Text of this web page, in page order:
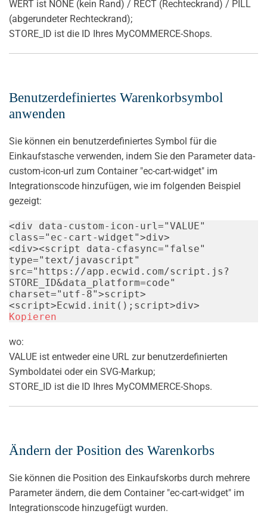
WERT ist NONE (kein Rand) / RECT (Rechteckrand) / PILL
(abgerundeter Rechteckrand);
STORE_ID ist die ID Ihres MyCOMMERCE-Shops.
Benutzerdefiniertes Warenkorbsymbol
anwenden
Sie können ein benutzerdefiniertes Symbol für die
Einkaufstasche verwenden, indem Sie den Parameter data-
custom-icon-url zum Container "ec-cart-widget" im
Integrationscode hinzufügen, wie im folgenden Beispiel
gezeigt:
<div data-custom-icon-url ="VALUE"
class=" ec-cart-widget ">div>
<div><script data-cfasync=" false"
type=" text/javascript "
src=" https://app.ecwid.com/script.js?
STORE_ID&data_platform=code"
charset=" utf-8">script>
<script>Ecwid . init ( ) ; script>div>
Kopieren
wo:
VALUE ist entweder eine URL zur benutzerdefinierten
Symboldatei oder ein SVG-Markup;
STORE_ID ist die ID Ihres MyCOMMERCE-Shops.
Ändern der Position des Warenkorbs
Sie können die Position des Einkaufskorbs durch mehrere
Parameter ändern, die dem Container "ec-cart-widget" im
Integrationscode hinzugefügt wurden.